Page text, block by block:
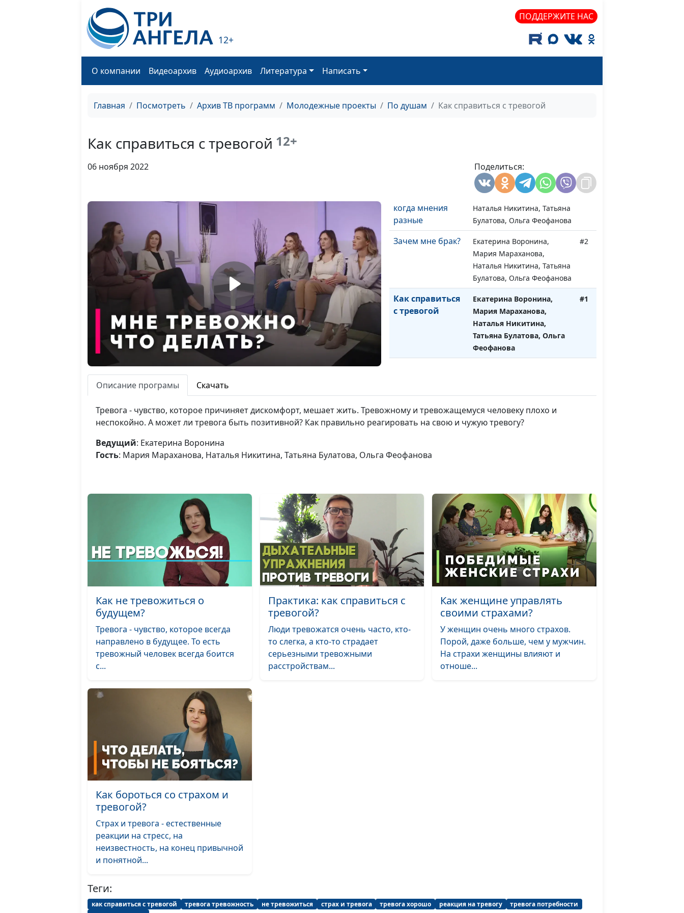
12+
ПОДДЕРЖИТЕ НАС
О компании Видеоархив Аудиоархив Литература Написать
Главная Посмотреть Архив ТВ программ Молодежные проекты По душам Как справиться с тревогой
Как справиться с тревогой 12+
06 ноября 2022 Поделиться:
Екатерина Воронина,
Мария Мараханова,
Наталья Никитина, Татьяна
Булатова, Ольга Феофанова
#6
это?
Булатова, Ольга Феофанова
Булатова, Ольга Феофанова
когда мнения
разные
Екатерина Воронина,
Мария Мараханова,
Наталья Никитина, Татьяна
Булатова, Ольга Феофанова
Зачем мне брак?
Екатерина Воронина,
Мария Мараханова,
Наталья Никитина, Татьяна
Булатова, Ольга Феофанова
#2
Как справиться
с тревогой
Екатерина Воронина,
Мария Мараханова,
Наталья Никитина,
Татьяна Булатова, Ольга
Феофанова
#1
Описание програмы Скачать
Тревога - чувство, которое причиняет дискомфорт, мешает жить. Тревожному и тревожащемуся человеку плохо и
неспокойно. А может ли тревога быть позитивной? Как правильно реагировать на свою и чужую тревогу?
Ведущий: Екатерина Воронина
Гость: Мария Мараханова, Наталья Никитина, Татьяна Булатова, Ольга Феофанова
Как не тревожиться о
будущем?
Тревога - чувство, которое всегда
направлено в будущее. То есть
тревожный человек всегда боится
с...
Практика: как справиться с
тревогой?
Люди тревожатся очень часто, кто-
то слегка, а кто-то страдает
серьезными тревожными
расстройствам...
Как женщине управлять
своими страхами?
У женщин очень много страхов.
Порой, даже больше, чем у мужчин.
На страхи женщины влияют и
отноше...
Как бороться со страхом и
тревогой?
Страх и тревога - естественные
реакции на стресс, на
неизвестность, на конец привычной
и понятной...
Теги:
как справиться с тревогой тревога тревожность не тревожиться страх и тревога тревога хорошо реакция на тревогу
тревога потребности